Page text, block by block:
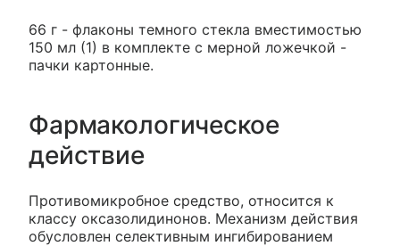
66 г - флаконы темного стекла вместимостью
150 мл (1) в комплекте с мерной ложечкой -
пачки картонные.
Фармакологическое
действие
Противомикробное средство, относится к
классу оксазолидинонов. Механизм действия
обусловлен селективным ингибированием